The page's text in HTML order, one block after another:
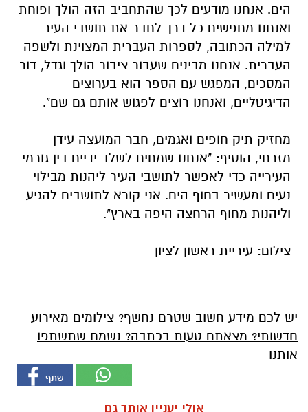
הים. אנחנו מודעים לכך שהתחביב הזה הולך ופוחת
ואנחנו מחפשים כל דרך לחבר את תושבי העיר
למילה הכתובה, לספרות העברית המצוינת ולשפה
העברית. אנחנו מבינים שעבור ציבור הולך וגדל, דור
המסכים, המפגש עם הספר הוא בערוצים
הדיגיטליים, ואנחנו רוצים לפגוש אותם גם שם".
מחזיק תיק חופים ואגמים, חבר המועצה עידן
מזרחי, הוסיף: "אנחנו שמחים לשלב ידיים בין גורמי
העירייה כדי לאפשר לתושבי העיר ליהנות מבילוי
נעים ומעשיר בחוף הים. אני קורא לתושבים להגיע
וליהנות מחוף הרחצה היפה בארץ".
צילום: עיריית ראשון לציון
יש לכם מידע חשוב שטרם נחשף? צילומים מאירוע
חדשותי? מצאתם טעות בכתבה? נשמח שתשתפו
אותנו
אולי יעניין אותך גם